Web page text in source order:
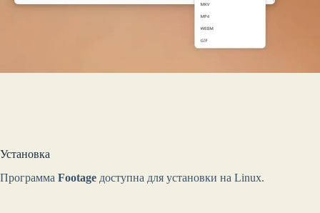
Установка
Программа Footage доступна для установки на Linux.